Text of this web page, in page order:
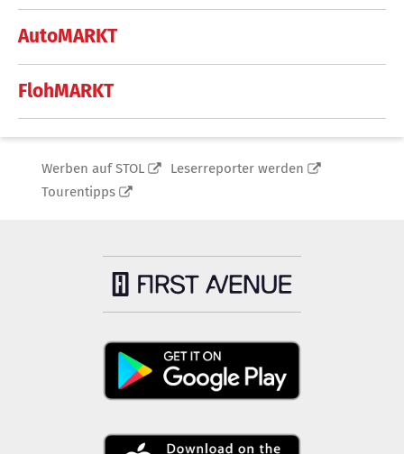
AutoMARKT
FlohMARKT
Werben auf STOL
Leserreporter werden
Tourentipps